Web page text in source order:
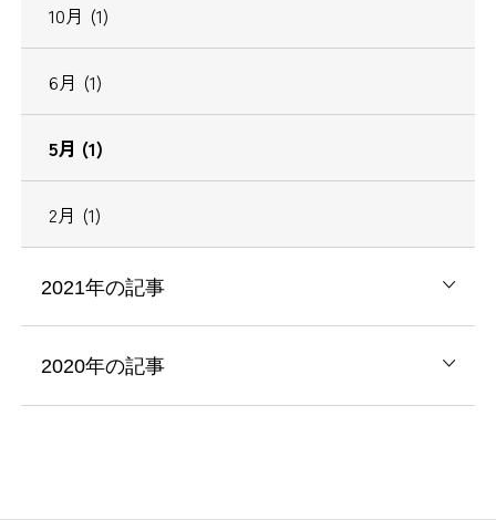
10月 (1)
6月 (1)
5月 (1)
2月 (1)
2021年の記事
2020年の記事